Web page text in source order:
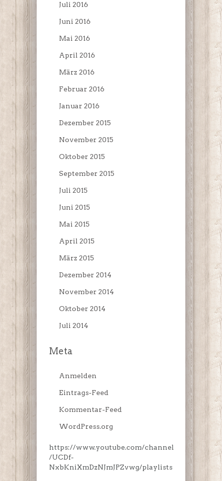
Juli 2016
Juni 2016
Mai 2016
April 2016
März 2016
Februar 2016
Januar 2016
Dezember 2015
November 2015
Oktober 2015
September 2015
Juli 2015
Juni 2015
Mai 2015
April 2015
März 2015
Dezember 2014
November 2014
Oktober 2014
Juli 2014
Meta
Anmelden
Eintrags-Feed
Kommentar-Feed
WordPress.org
https://www.youtube.com/channel
/UCDf-
NxbKniXmDzNJmJPZvwg/playlists